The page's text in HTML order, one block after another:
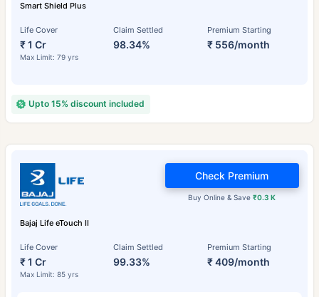
Smart Shield Plus
Life Cover
₹ 1 Cr
Max Limit: 79 yrs
Claim Settled
98.34%
Premium Starting
₹ 556/month
Upto 15% discount included
Bajaj Life eTouch II
Life Cover
₹ 1 Cr
Max Limit: 85 yrs
Claim Settled
99.33%
Premium Starting
₹ 409/month
Buy Online & Save₹0.3 K
Check Premium